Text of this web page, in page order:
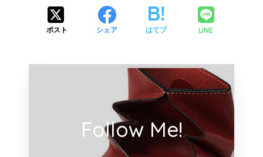
ポスト シェア はてブ LINE
Follow Me!